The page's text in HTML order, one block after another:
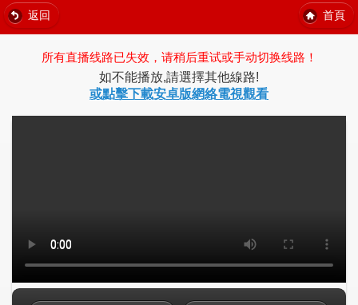
返回 首頁
所有直播线路已失效，请稍后重试或手动切换线路！
如不能播放,請選擇其他線路!
或點擊下載安卓版網絡電視觀看